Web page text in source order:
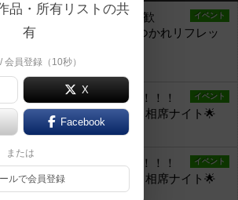
イベント
日）初心者、おひとり様大歓
軽量級～中量級 自粛おつかれリフレッ
バッチリ！！)
イベント
心者、おひとり様大歓迎！！！
中量級 みんなでワイワイ相席ナイト🌟
イベント
心者、おひとり様大歓迎！！！
中量級 みんなでワイワイ相席ナイト🌟
品・所有リストの共
有
会員登録（10秒）
X
Facebook
または
ルで会員登録